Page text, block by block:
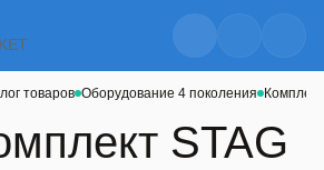
товаров Оборудование 4 поколения
STAG